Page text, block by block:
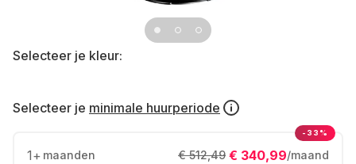
Selecteer je kleur:
Selecteer je minimale huurperiode
1+ maanden € 340,99/maand
€ 512,49
-33%